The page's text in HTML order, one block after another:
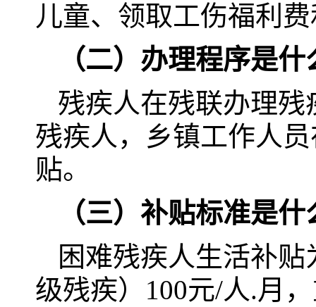
儿童、领取工伤福利
（二）办理程序是什
残疾人在残联办理
残疾人，乡镇工作人
贴。
（三）补贴标准是什
困难残疾人生活补
级残疾）100元/人.月